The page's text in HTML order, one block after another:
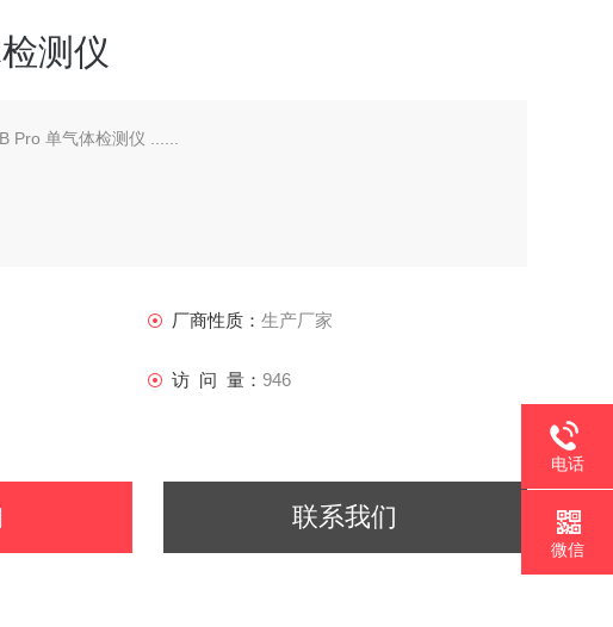
测仪
Pro 单气体检测仪 ......
厂商性质： 生产厂家
访 问 量： 946
联系我们
电话
微信